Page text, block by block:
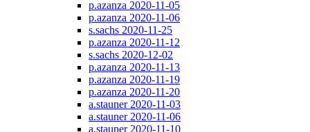
p.azanza 2020-11-05
p.azanza 2020-11-06
s.sachs 2020-11-25
p.azanza 2020-11-12
s.sachs 2020-12-02
p.azanza 2020-11-13
p.azanza 2020-11-19
p.azanza 2020-11-20
a.stauner 2020-11-03
a.stauner 2020-11-06
a.stauner 2020-11-10